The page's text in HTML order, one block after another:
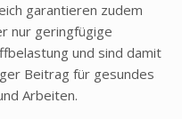
garantieren zudem
nur geringfügige
und sind damit
Beitrag für gesundes
Arbeiten.